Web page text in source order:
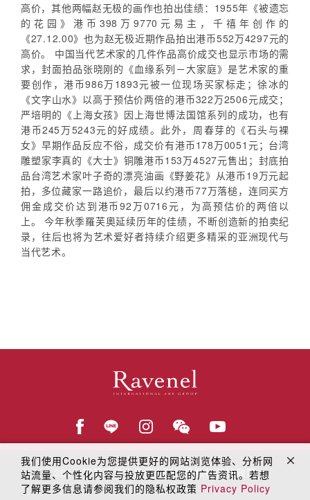
高价，其他两幅赵无极的画作也拍出佳绩：1955年《被遗忘
的花园》港币398万9770元易主，千禧年创作的
《27.12.00》也为赵无极近期作品拍出港币552万4297元的
高价。 中国当代艺术家的几件作品高价成交也显示市场的需
求，封面拍品张晓刚的《血缘系列－大家庭》是艺术家的重
要创作，港币986万1893元被一位现场买家标走；徐冰的
《文字山水》以高于预估价两倍的港币322万2506元成交；
严培明的《上海女孩》因上海世博法国馆系列的成功，也有
港币245万5243元的好成绩。此外，周春芽的《石头与裸
女》早期作品反应不俗，成交价有港币178万0051元；台湾
雕塑家李真的《大士》铜雕港币153万4527元售出；封底拍
品台湾艺术家叶子奇的漂亮油画《野姜花》从港币19万元起
拍，多位藏家一路追价，最后以约港币77万落槌，连同买方
佣金成交价达到港币92万0716元，为高预估价的两倍以
上。 今年秋季羅芙奧延续历年的佳绩，不断创造新的拍卖纪
录，往后也将为艺术爱好者持续介绍更多精采的亚洲现代与
当代艺术。
© 2018罗芙奥艺术集团 在线隐私权保护政策
我们使用Cookie为您提供更好的网站浏览体验、分析网
站流量、个性化内容与投放更匹配您的广告资讯。若想
了解更多信息请参阅我们的隐私权政策 Privacy Policy